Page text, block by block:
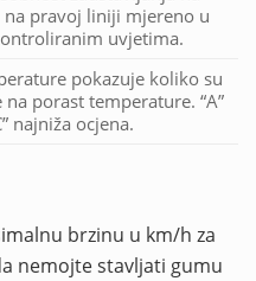
pravoj liniji mjereno u
uvjetima.
pokazuje koliko su
porast temperature. “A”
najniža ocjena.
brzinu u km/h za
nemojte stavljati gumu